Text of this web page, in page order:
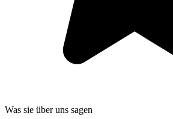
Was sie über uns sagen